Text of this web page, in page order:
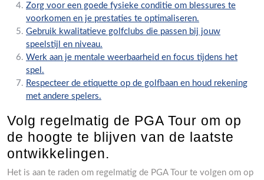
Zorg voor een goede fysieke conditie om blessures te
voorkomen en je prestaties te optimaliseren.
Gebruik kwalitatieve golfclubs die passen bij jouw
speelstijl en niveau.
Werk aan je mentale weerbaarheid en focus tijdens het
spel.
Respecteer de etiquette op de golfbaan en houd rekening
met andere spelers.
Volg regelmatig de PGA Tour om op
de hoogte te blijven van de laatste
ontwikkelingen.
Het is aan te raden om regelmatig de PGA Tour te volgen om op